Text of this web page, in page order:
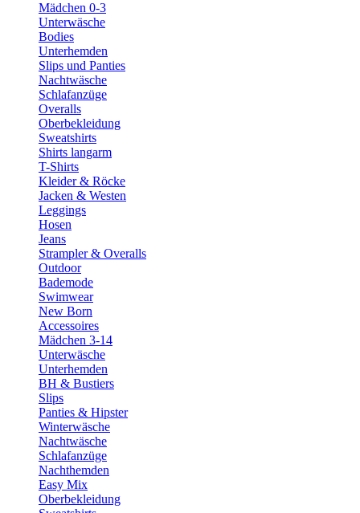
Mädchen 0-3
Unterwäsche
Bodies
Unterhemden
Slips und Panties
Nachtwäsche
Schlafanzüge
Overalls
Oberbekleidung
Sweatshirts
Shirts langarm
T-Shirts
Kleider & Röcke
Jacken & Westen
Leggings
Hosen
Jeans
Strampler & Overalls
Outdoor
Bademode
Swimwear
New Born
Accessoires
Mädchen 3-14
Unterwäsche
Unterhemden
BH & Bustiers
Slips
Panties & Hipster
Winterwäsche
Nachtwäsche
Schlafanzüge
Nachthemden
Easy Mix
Oberbekleidung